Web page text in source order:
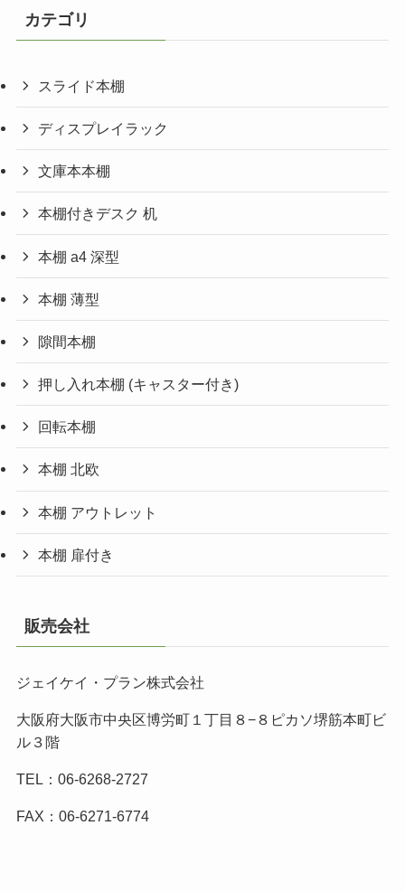
カテゴリ
スライド本棚
ディスプレイラック
文庫本本棚
本棚付きデスク 机
本棚 a4 深型
本棚 薄型
隙間本棚
押し入れ本棚 (キャスター付き)
回転本棚
本棚 北欧
本棚 アウトレット
本棚 扉付き
販売会社
ジェイケイ・プラン株式会社
大阪府大阪市中央区博労町１丁目８−８ピカソ堺筋本町ビ
ル３階
TEL：06-6268-2727
FAX：06-6271-6774